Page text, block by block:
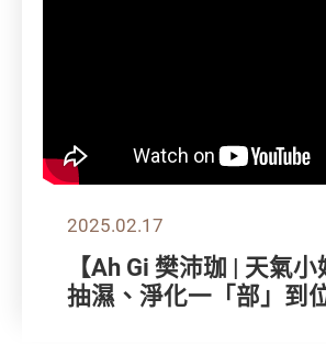
2025.02.17
【Ah Gi 樊沛珈 | 天氣小
抽濕、淨化一「部」到